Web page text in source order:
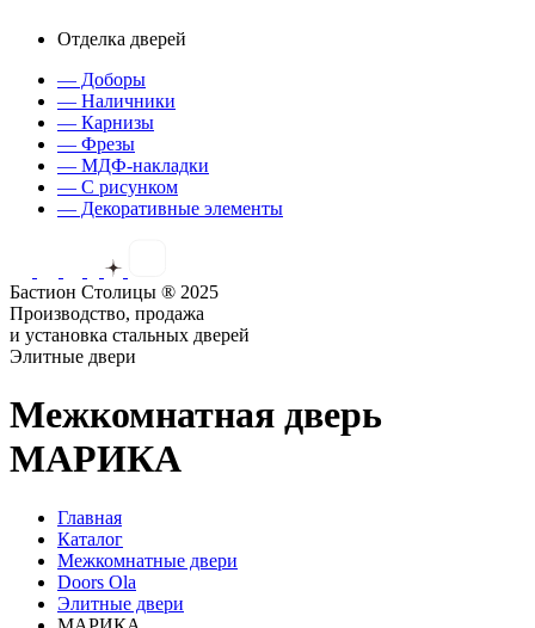
Отделка дверей
— Доборы
— Наличники
— Карнизы
— Фрезы
— МДФ-накладки
— С рисунком
— Декоративные элементы
Бастион Столицы ® 2025
Производство, продажа
и установка стальных дверей
Элитные двери
Межкомнатная дверь
МАРИКА
Главная
Каталог
Межкомнатные двери
Doors Ola
Элитные двери